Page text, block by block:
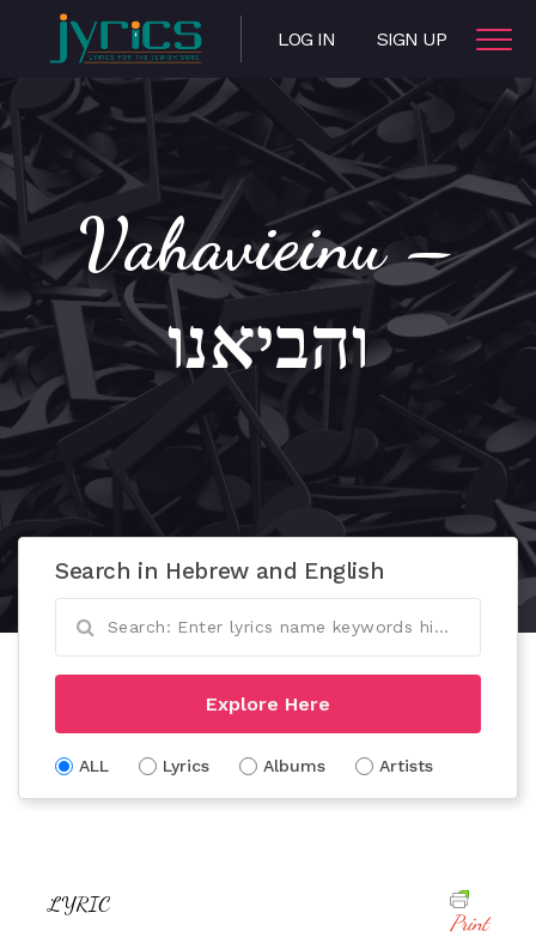
LOG IN SIGN UP
Vahavieinu –
והביאנו
Search in Hebrew and English
Explore Here
ALL Lyrics Albums Artists
LYRIC
Print